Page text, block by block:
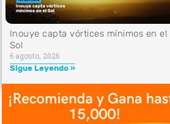
Inouye capta vórtices mínimos en el
Sol
6 agosto, 2026
Sigue Leyendo »